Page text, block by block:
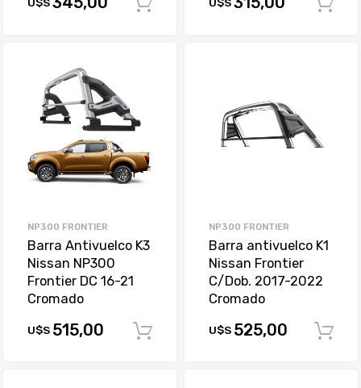
U$S Comprar
U$S
NP300 FRONTIER
Barra Antivuelco K3
Nissan NP300
Frontier DC 16-21
Cromado
U$S 515,00 Comprar
NP300 FRONTIER
Barra antivuelco K1
Nissan Frontier
C/Dob. 2017-2022
Cromado
U$S 525,00